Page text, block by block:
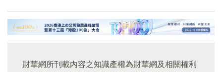
財華網所刊載內容之知識產權為財華網及相關權利